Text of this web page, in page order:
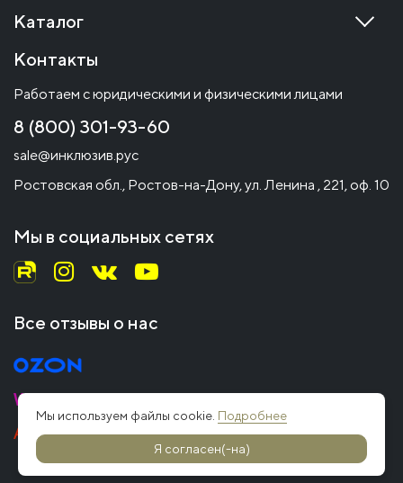
Каталог
Контакты
Работаем с юридическими и физическими лицами
8 (800) 301-93-60
sale@инклюзив.рус
Ростовская обл., Ростов-на-Дону, ул. Ленина , 221, оф. 10
Мы в социальных сетях
Все отзывы о нас
Мы используем файлы cookie. Подробнее
Я согласен(-на)